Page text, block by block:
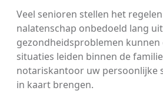
Veel senioren stellen het
nalatenschap onbedoeld lang
gezondheidsproblemen
situaties leiden binnen de
notariskantoor uw persoonlijke
in kaart brengen.